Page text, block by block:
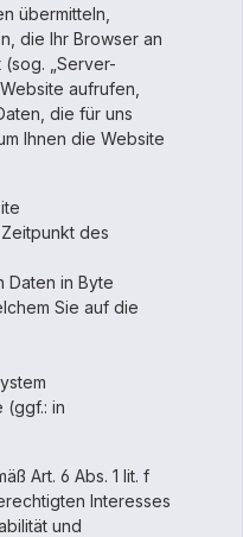
übermitteln,
die Ihr Browser an
„Server-
aufrufen,
die für uns
Ihnen die Website
des
in Byte
Sie auf die
(ggf.: in
Art. 6 Abs. 1 lit. f
Interesses
und